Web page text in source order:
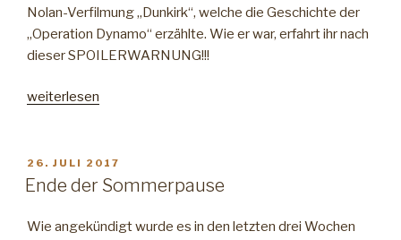
Nolan-Verfilmung „Dunkirk“, welche die Geschichte der
„Operation Dynamo“ erzählte. Wie er war, erfahrt ihr nach
dieser SPOILERWARNUNG!!!
„Dannimax
Heute:
Dunkirk“
weiterlesen
VERÖFFENTLICHT
AM
26. JULI 2017
Ende der Sommerpause
Wie angekündigt wurde es in den letzten drei Wochen